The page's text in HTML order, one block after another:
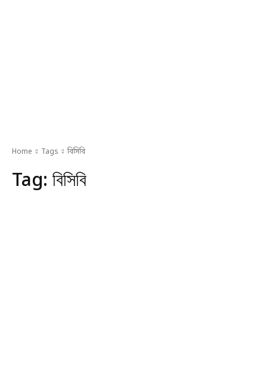
Home Tags বিসিবি
Tag: বিসিবি